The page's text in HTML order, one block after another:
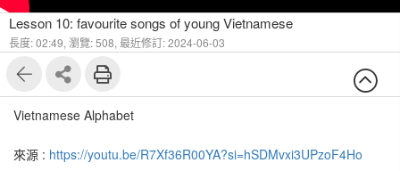
Lesson 10: favourite songs of young Vietnamese
長度: 02:49, 瀏覽: 508, 最近修訂: 2024-06-03
Vietnamese Alphabet
來源 : https://youtu.be/R7Xf36R00YA?si=hSDMvxi3UPzoF4Ho